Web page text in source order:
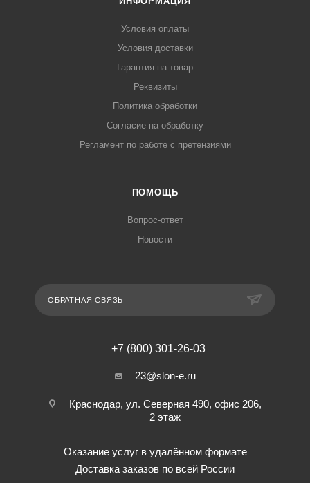
Условия оплаты
Условия доставки
Гарантия на товар
Реквизиты
Политика обработки
Согласие на обработку
Регламент по работе с претензиями
ПОМОЩЬ
Вопрос-ответ
Новости
ОБРАТНАЯ СВЯЗЬ
+7 (800) 301-26-03
23@slon-e.ru
Краснодар, ул. Северная 490, офис 206,
2 этаж
Оказание услуг в удалённом формате
Доставка заказов по всей России